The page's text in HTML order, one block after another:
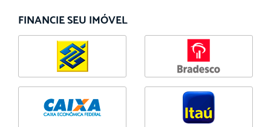
FINANCIE SEU IMÓVEL